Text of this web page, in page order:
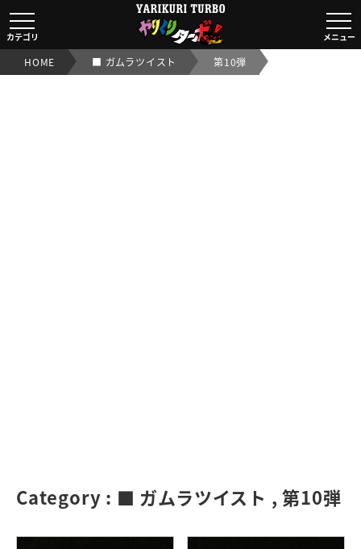
■ ガムラツイスト第10弾｜【ビックリマンシール実店舗
カテゴリ メニュー
HOME ■ ガムラツイスト 第10弾
Category : ■ ガムラツイスト ,第10弾